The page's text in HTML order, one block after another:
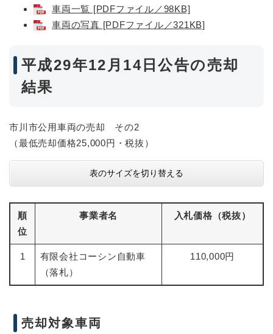
車両一覧 [PDFファイル／98KB]
車両の写真 [PDFファイル／321KB]
平成29年12月14日公告の売却
結果
市川市公用車両の売却 その2
（最低売却価格25,000円・税抜）
表のサイズを切り替える
順
位
事業者名 入札価格（税抜）
1
有限会社コーシン自動車
（落札）
110,000円
売却対象車両